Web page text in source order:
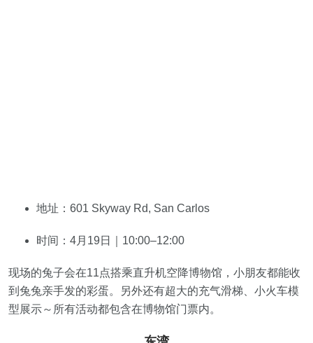
地址：601 Skyway Rd, San Carlos
时间：4月19日｜10:00–12:00
现场的兔子会在11点搭乘直升机空降博物馆，小朋友都能收
到兔兔亲手发的彩蛋。另外还有超大的充气滑梯、小火车模
型展示～所有活动都包含在博物馆门票内。